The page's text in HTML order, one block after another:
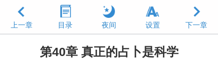
上一章 目录 夜间 设置 下一章
第40章 真正的占卜是科学